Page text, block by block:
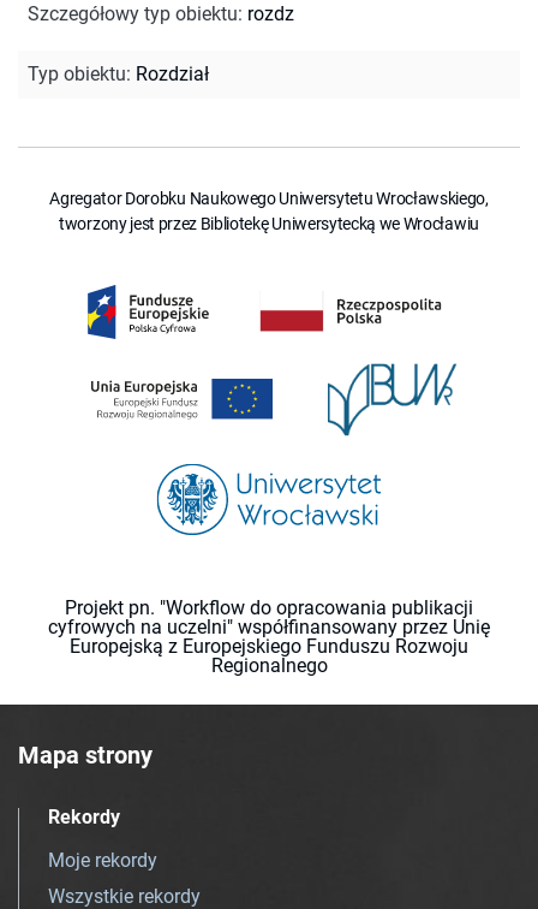
Szczegółowy typ obiektu: rozdz
Typ obiektu: Rozdział
Agregator Dorobku Naukowego Uniwersytetu Wrocławskiego,
tworzony jest przez Bibliotekę Uniwersytecką we Wrocławiu
Projekt pn. "Workflow do opracowania publikacji
cyfrowych na uczelni" współfinansowany przez Unię
Europejską z Europejskiego Funduszu Rozwoju
Regionalnego
Mapa strony
Rekordy
Moje rekordy
Wszystkie rekordy